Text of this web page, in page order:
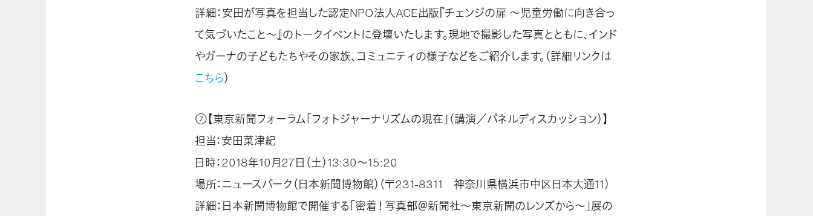
詳細：安田が写真を担当した認定NPO法人ACE出版『チェンジの扉 ～児童労働に向き合っ
て気づいたこと～』のトークイベントに登壇いたします。現地で撮影した写真とともに、インド
やガーナの子どもたちやその家族、コミュニティの様子などをご紹介します。（詳細リンクは
こちら）
⑦【東京新聞フォーラム「フォトジャーナリズムの現在」（講演／パネルディスカッション）】
担当：安田菜津紀
日時：2018年10月27日（土）13:30～15:20
場所：ニュースパーク（日本新聞博物館）（〒231-8311 神奈川県横浜市中区日本大通11）
詳細：日本新聞博物館で開催する「密着！写真部＠新聞社～東京新聞のレンズから～」展の